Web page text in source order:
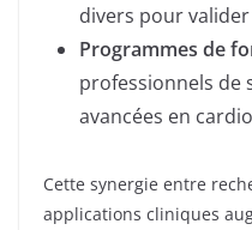
divers pour
Programmes de
professionnels de
avancées en
Cette synergie entre
applications cliniques